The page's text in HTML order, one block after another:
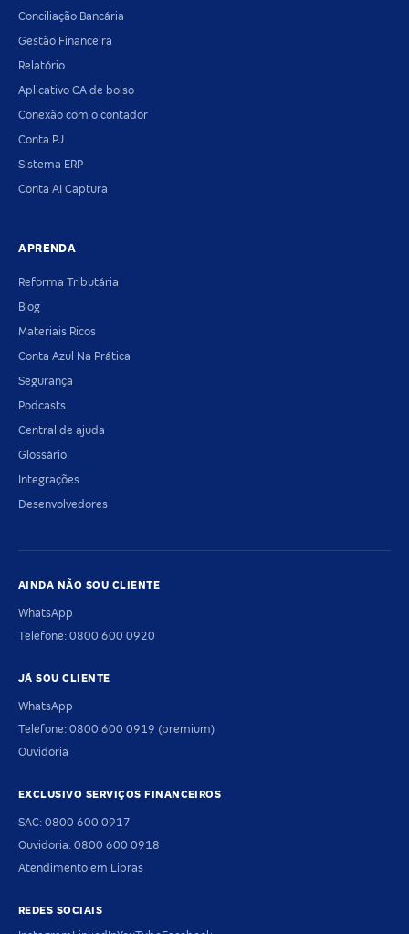
Conciliação Bancária
Gestão Financeira
Relatório
Aplicativo CA de bolso
Conexão com o contador
Conta PJ
Sistema ERP
Conta AI Captura
APRENDA
Reforma Tributária
Blog
Materiais Ricos
Conta Azul Na Prática
Segurança
Podcasts
Central de ajuda
Glossário
Integrações
Desenvolvedores
AINDA NÃO SOU CLIENTE
WhatsApp
Telefone: 0800 600 0920
JÁ SOU CLIENTE
WhatsApp
Telefone: 0800 600 0919 (premium)
Ouvidoria
EXCLUSIVO SERVIÇOS FINANCEIROS
SAC: 0800 600 0917
Ouvidoria: 0800 600 0918
Atendimento em Libras
REDES SOCIAIS